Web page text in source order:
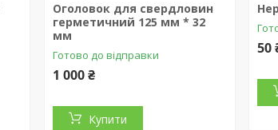
Оголовок для свердловин
герметичний 125 мм * 32
мм
Готово до відправки
1 000 ₴
Купити
50